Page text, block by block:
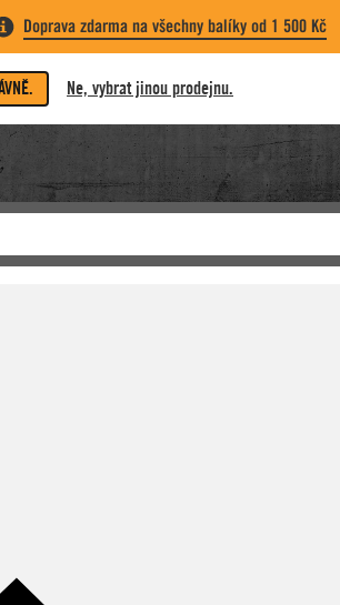
Doprava zdarma na všechny balíky od 1 500 Kč
Ne, vybrat jinou prodejnu.